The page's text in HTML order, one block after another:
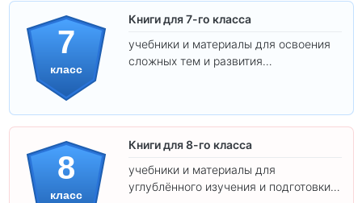
7
класс
Книги для 7-го класса
учебники и материалы для освоения
сложных тем и развития
8
класс
Книги для 8-го класса
учебники и материалы для
углублённого изучения и подготовки к